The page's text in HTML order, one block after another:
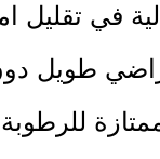
في تقليل
طويل